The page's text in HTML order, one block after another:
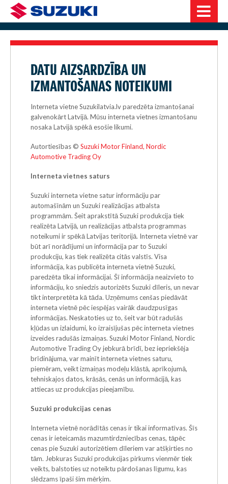
DATU AIZSARDZĪBA UN
IZMANTOŠANAS NOTEIKUMI
Interneta vietne Suzukilatvia.lv paredzēta izmantošanai
galvenokārt Latvijā. Mūsu interneta vietnes izmantošanu
nosaka Latvijā spēkā esošie likumi.
Autortiesības ©Suzuki Motor Finland, Nordic
Automotive Trading Oy
Interneta vietnes saturs
Suzuki interneta vietne satur informāciju par
automašīnām un Suzuki realizācijas atbalsta
programmām. Šeit aprakstītā Suzuki produkcija tiek
realizēta Latvijā, un realizācijas atbalsta programmas
noteikumi ir spēkā Latvijas teritorijā. Interneta vietnē var
būt arī norādījumi un informācija par to Suzuki
produkciju, kas tiek realizēta citās valstīs. Visa
informācija, kas publicēta interneta vietnē Suzuki,
paredzēta tikai informācijai. Šī informācija neaizvieto to
informāciju, ko sniedzis autorizēts Suzuki dīleris, un nevar
tikt interpretēta kā tāda. Uzņēmums cenšas piedāvāt
interneta vietnē pēc iespējas vairāk daudzpusīgas
informācijas. Neskatoties uz to, šeit var būt radušās
kļūdas un izlaidumi, ko izraisījušas pēc interneta vietnes
izveides radušās izmaiņas. Suzuki Motor Finland, Nordic
Automotive Trading Oy jebkurā brīdī, bez iepriekšēja
brīdinājuma, var mainīt interneta vietnes saturu,
piemēram, veikt izmaiņas modeļu klāstā, aprīkojumā,
tehniskajos datos, krāsās, cenās un informācijā, kas
attiecas uz produkcijas pieejamību.
Suzuki produkcijas cenas
Interneta vietnē norādītās cenas ir tikai informatīvas. Šīs
cenas ir ieteicamās mazumtirdzniecības cenas, tāpēc
cenas pie Suzuki autorizētiem dīleriem var atšķirties no
tām. Jebkuras Suzuki produkcijas pirkums vienmēr tiek
veikts, balstoties uz noteiktu pārdošanas līgumu, kas
slēdzams īpaši šim mērķim.